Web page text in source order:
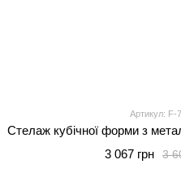
Артикул: F-
Стелаж кубічної форми з
3
3 067 грн